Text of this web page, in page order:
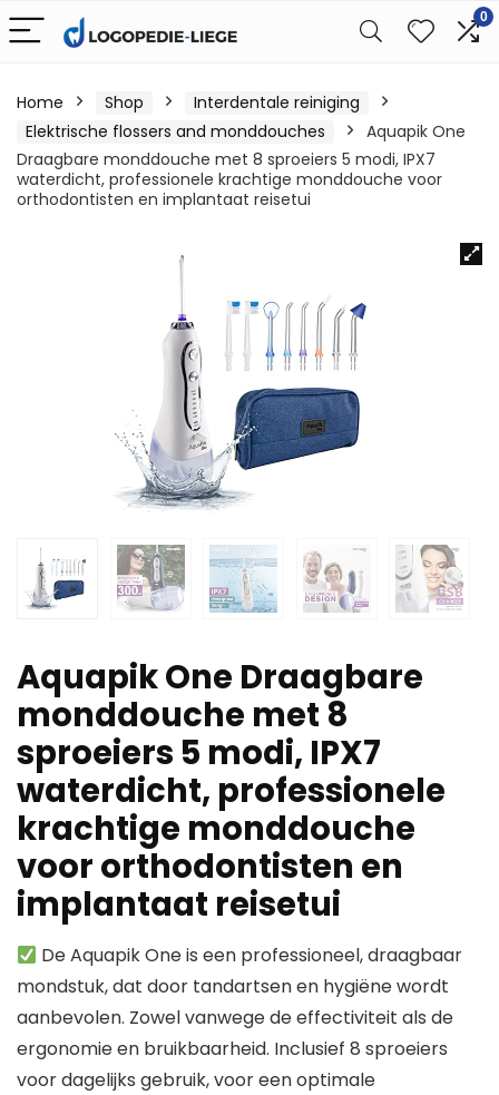
0
Home Shop
Interdentale reiniging
Elektrische flossers and monddouches
Aquapik One
Draagbare monddouche met 8 sproeiers 5 modi, IPX7
waterdicht, professionele krachtige monddouche voor
orthodontisten en implantaat reisetui
Aquapik One Draagbare
monddouche met 8
sproeiers 5 modi, IPX7
waterdicht, professionele
krachtige monddouche
voor orthodontisten en
implantaat reisetui
De Aquapik One is een professioneel, draagbaar
mondstuk, dat door tandartsen en hygiëne wordt
aanbevolen. Zowel vanwege de effectiviteit als de
ergonomie en bruikbaarheid. Inclusief 8 sproeiers
voor dagelijks gebruik, voor een optimale